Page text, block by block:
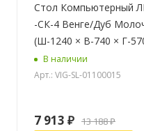
Стол Компьютерный
-СК-4 Венге/Дуб
(Ш-1240 × В-740 × Г-
В наличии
Арт.: VIG-SL-01100015
7 913 ₽ 13 188₽